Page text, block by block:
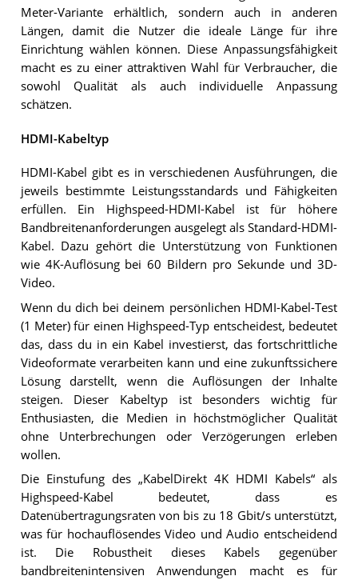
Meter-Variante erhältlich, sondern auch in anderen
Längen, damit die Nutzer die ideale Länge für ihre
Einrichtung wählen können. Diese Anpassungsfähigkeit
macht es zu einer attraktiven Wahl für Verbraucher, die
sowohl Qualität als auch individuelle Anpassung
schätzen.
HDMI-Kabeltyp
HDMI-Kabel gibt es in verschiedenen Ausführungen, die
jeweils bestimmte Leistungsstandards und Fähigkeiten
erfüllen. Ein Highspeed-HDMI-Kabel ist für höhere
Bandbreitenanforderungen ausgelegt als Standard-HDMI-
Kabel. Dazu gehört die Unterstützung von Funktionen
wie 4K-Auflösung bei 60 Bildern pro Sekunde und 3D-
Video.
Wenn du dich bei deinem persönlichen HDMI-Kabel-Test
(1 Meter) für einen Highspeed-Typ entscheidest, bedeutet
das, dass du in ein Kabel investierst, das fortschrittliche
Videoformate verarbeiten kann und eine zukunftssichere
Lösung darstellt, wenn die Auflösungen der Inhalte
steigen. Dieser Kabeltyp ist besonders wichtig für
Enthusiasten, die Medien in höchstmöglicher Qualität
ohne Unterbrechungen oder Verzögerungen erleben
wollen.
Die Einstufung des „KabelDirekt 4K HDMI Kabels“ als
Highspeed-Kabel bedeutet, dass es
Datenübertragungsraten von bis zu 18 Gbit/s unterstützt,
was für hochauflösendes Video und Audio entscheidend
ist. Die Robustheit dieses Kabels gegenüber
bandbreitenintensiven Anwendungen macht es für